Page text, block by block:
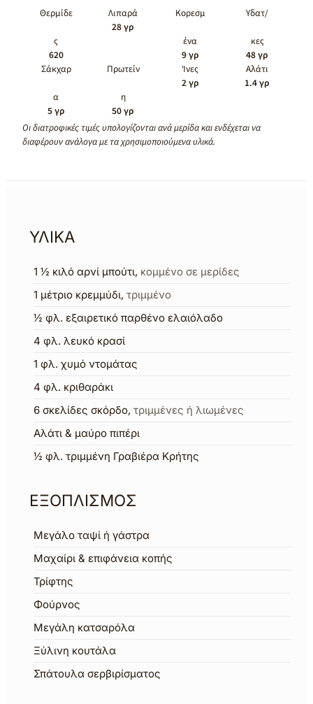
Θερμίδε
ς
620
Λιπαρά
28 γρ
Κορεσμ
ένα
9 γρ
Υδατ/
κες
48 γρ
Σάκχαρ
α
5 γρ
Πρωτείν
η
50 γρ
Ίνες
2 γρ
Αλάτι
1.4 γρ
Οι διατροφικές τιμές υπολογίζονται ανά μερίδα και ενδέχεται να
διαφέρουν ανάλογα με τα χρησιμοποιούμενα υλικά.
ΥΛΙΚΑ
1 ½ κιλό αρνί μπούτι, κομμένο σε μερίδες
1 μέτριο κρεμμύδι, τριμμένο
½ φλ. εξαιρετικό παρθένο ελαιόλαδο
4 φλ. λευκό κρασί
1 φλ. χυμό ντομάτας
4 φλ. κριθαράκι
6 σκελίδες σκόρδο, τριμμένες ή λιωμένες
Αλάτι & μαύρο πιπέρι
½ φλ. τριμμένη Γραβιέρα Κρήτης
ΕΞΟΠΛΙΣΜΟΣ
Μεγάλο ταψί ή γάστρα
Μαχαίρι & επιφάνεια κοπής
Τρίφτης
Φούρνος
Μεγάλη κατσαρόλα
Ξύλινη κουτάλα
Σπάτουλα σερβιρίσματος